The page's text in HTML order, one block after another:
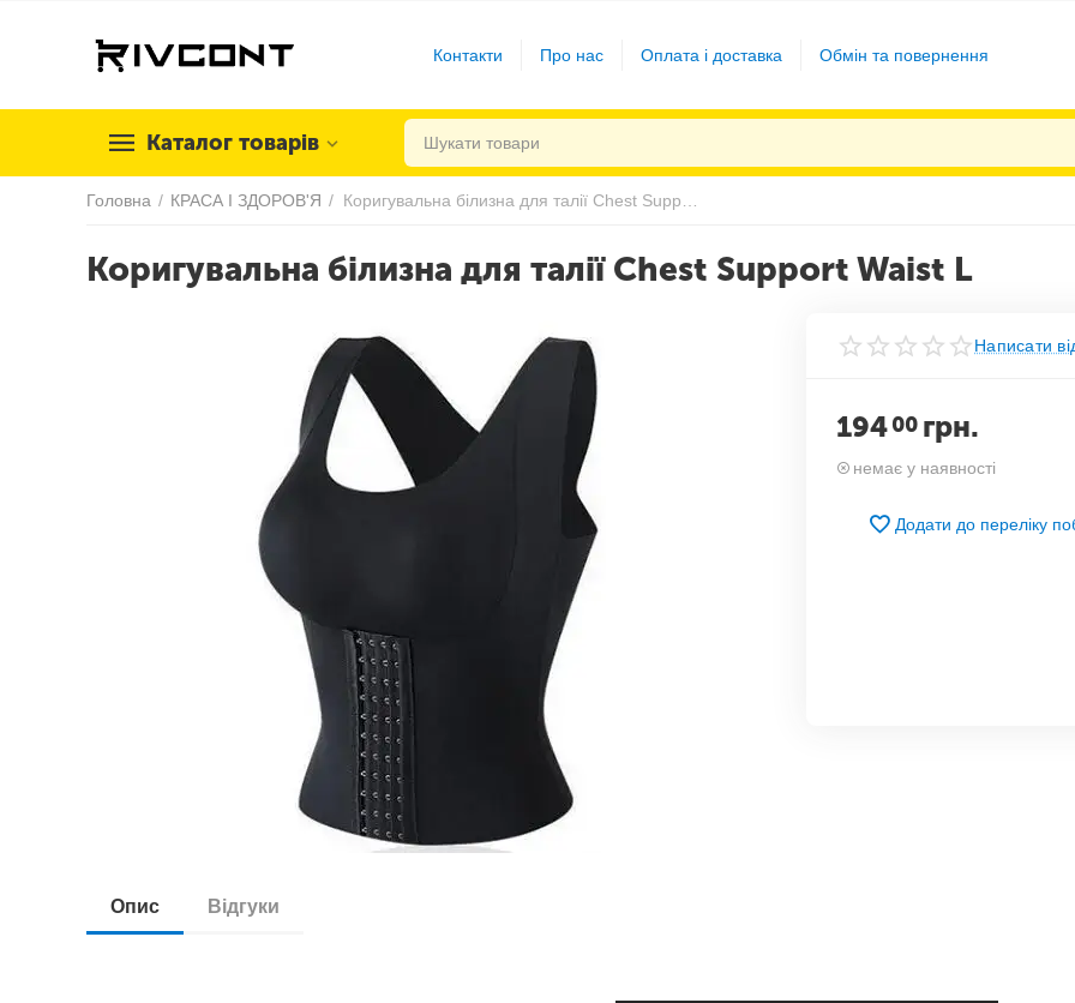
Контакти Про нас Оплата і доставка Обмін та повернення
Каталог товарів
Головна / КРАСА І ЗДОРОВ'Я /
Коригувальна білизна для талії Chest Support Waist L
Написати
19400 грн.
немає у наявності
Додати до переліку
Опис Відгуки